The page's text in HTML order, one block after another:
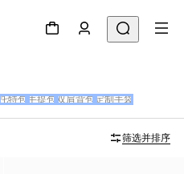
托特包 手提包 双肩背包 定制手袋
筛选并排序